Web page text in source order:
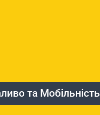
та Мобільність